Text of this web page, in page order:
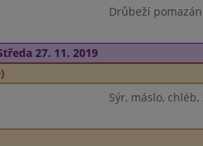
Drůbeží
27. 11. 2019
Sýr, máslo,